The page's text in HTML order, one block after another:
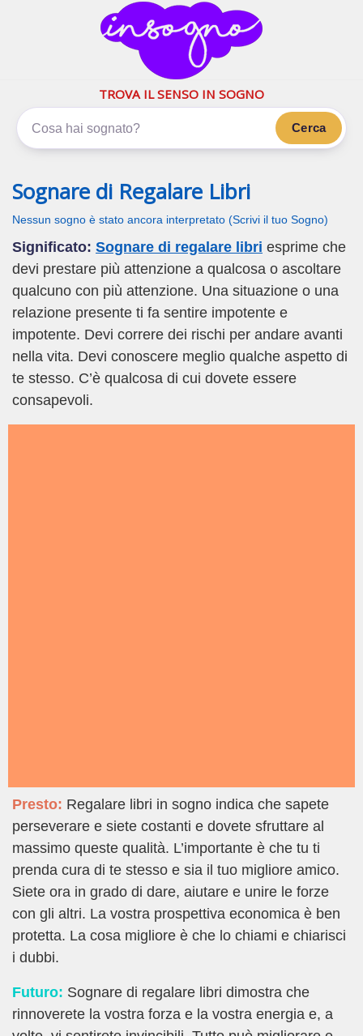
inSogno.com
I sogni significano di piùTROVA IL SENSO IN SOGNO
Cerca
Sognare di Regalare Libri
Nessun sogno è stato ancora interpretato (Scrivi il tuo Sogno)
Significato: Sognare di regalare libri esprime che
devi prestare più attenzione a qualcosa o ascoltare
qualcuno con più attenzione. Una situazione o una
relazione presente ti fa sentire impotente e
impotente. Devi correre dei rischi per andare avanti
nella vita. Devi conoscere meglio qualche aspetto di
te stesso. C’è qualcosa di cui dovete essere
consapevoli.
Presto: Regalare libri in sogno indica che sapete
perseverare e siete costanti e dovete sfruttare al
massimo queste qualità. L’importante è che tu ti
prenda cura di te stesso e sia il tuo migliore amico.
Siete ora in grado di dare, aiutare e unire le forze
con gli altri. La vostra prospettiva economica è ben
protetta. La cosa migliore è che lo chiami e chiarisci
i dubbi.
Futuro: Sognare di regalare libri dimostra che
rinnoverete la vostra forza e la vostra energia e, a